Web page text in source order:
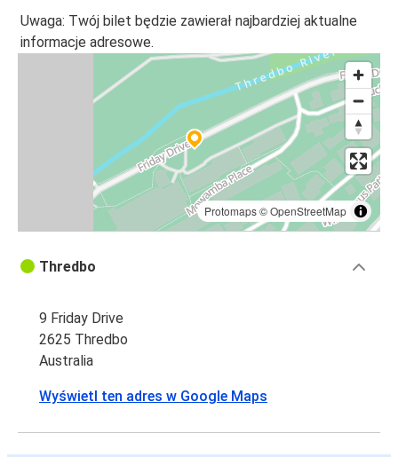
Uwaga: Twój bilet będzie zawierał najbardziej aktualne
informacje adresowe.
Protomaps©OpenStreetMap
Thredbo
9 Friday Drive
2625 Thredbo
Australia
Wyświetl ten adres w Google Maps